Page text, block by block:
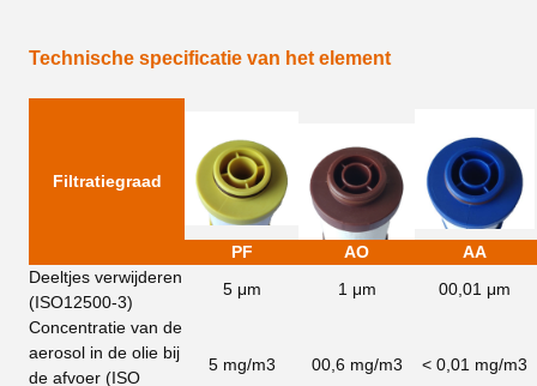
Technische specificatie van het element
Filtratiegraad
PF AO
AA
Deeltjes verwijderen
(ISO12500-3)
5 μm 1 μm
00,01 μm
Concentratie van de
aerosol in de olie bij
de afvoer (ISO
5 mg/m3 00,6 mg/m3 < 0,01 mg/m3